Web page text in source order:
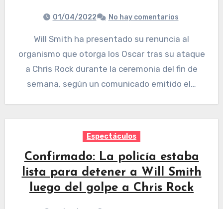
01/04/2022 No hay comentarios
Will Smith ha presentado su renuncia al
organismo que otorga los Oscar tras su ataque
a Chris Rock durante la ceremonia del fin de
semana, según un comunicado emitido el…
Espectáculos
Confirmado: La policía estaba
lista para detener a Will Smith
luego del golpe a Chris Rock